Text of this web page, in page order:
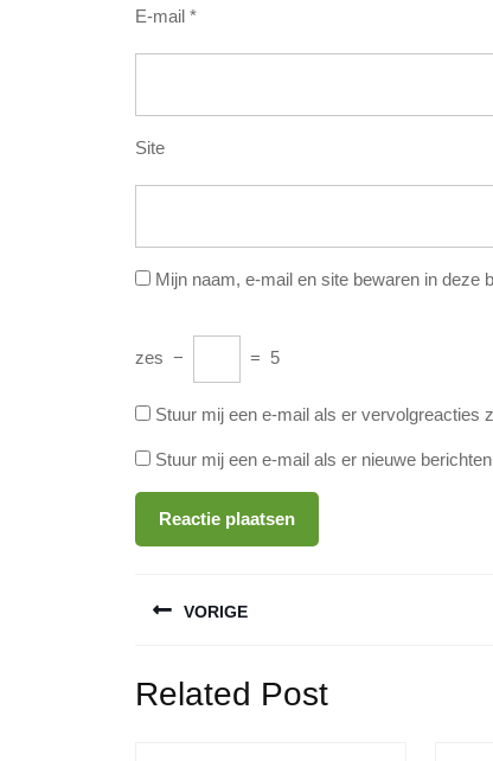
E-mail *
Site
Mijn naam, e-mail en site bewaren in deze
zes − = 5
Stuur mij een e-mail als er vervolgreacties
Stuur mij een e-mail als er nieuwe
VORIGE
bericht:
Related Post